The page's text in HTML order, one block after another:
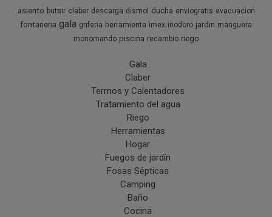
asiento butsir claber descarga dismol ducha enviogratis evacuacion
fontaneria gala griferia herramienta imex inodoro jardin manguera
monomando piscina recambio riego
Gala
Claber
Termos y Calentadores
Tratamiento del agua
Riego
Herramientas
Hogar
Fuegos de jardín
Fosas Sépticas
Camping
Baño
Cocina